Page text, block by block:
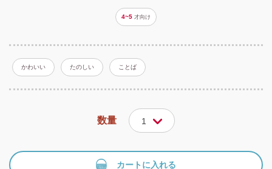
4~5 才向け
かわいい たのしい ことば
数量 1
カートに入れる